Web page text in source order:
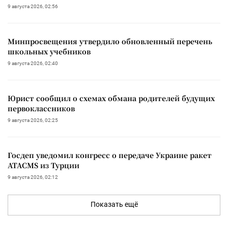
9 августа 2026, 02:56
Минпросвещения утвердило обновленный перечень
школьных учебников
9 августа 2026, 02:40
Юрист сообщил о схемах обмана родителей будущих
первоклассников
9 августа 2026, 02:25
Госдеп уведомил конгресс о передаче Украине ракет
ATACMS из Турции
9 августа 2026, 02:12
Показать ещё